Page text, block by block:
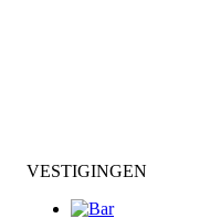
VESTIGINGEN